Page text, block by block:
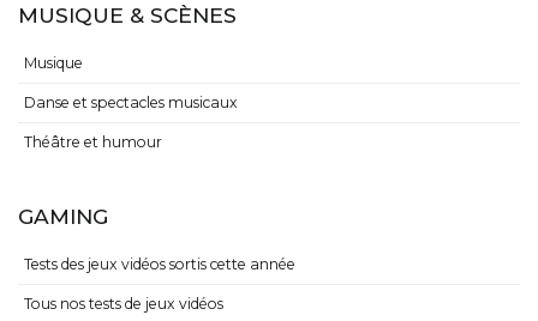
MUSIQUE & SCÈNES
Musique
Danse et spectacles musicaux
Théâtre et humour
GAMING
Tests des jeux vidéos sortis cette année
Tous nos tests de jeux vidéos